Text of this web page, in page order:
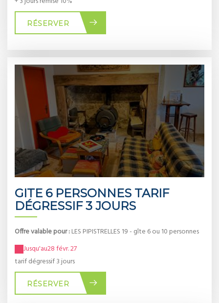
RÉSERVER
GITE 6 PERSONNES TARIF
DÉGRESSIF 3 JOURS
Offre valable pour :LES PIPISTRELLES 19 - gîte 6 ou 10 personnes
Jusqu'au28 févr. 27
tarif dégressif 3 jours
RÉSERVER